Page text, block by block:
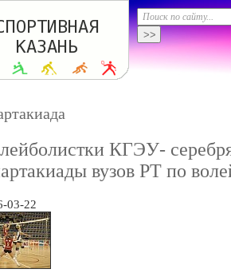
КГЭУ-
вузов РТ по
03-22